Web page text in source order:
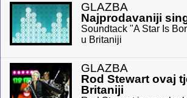
GLAZBA
Najprodavaniji
Soundtack "A Star Is
u Britaniji
GLAZBA
Rod Stewart ovaj
Britaniji